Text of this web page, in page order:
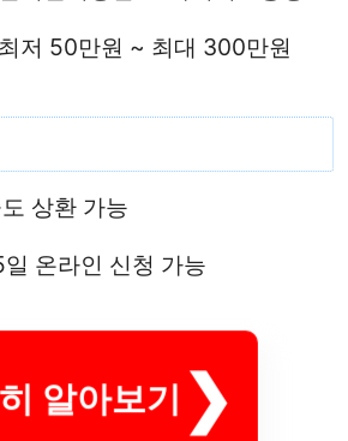
저 50만원 ~ 최대 300만원
상환 가능
온라인 신청 가능
알아보기